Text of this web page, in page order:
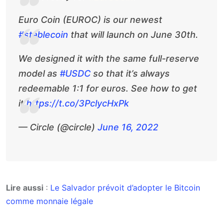
Euro Coin (EUROC) is our newest
#stablecoin that will launch on June 30th.
We designed it with the same full-reserve
model as #USDC so that it’s always
redeemable 1:1 for euros. See how to get
it https://t.co/3PclycHxPk
— Circle (@circle) June 16, 2022
Lire aussi : Le Salvador prévoit d’adopter le Bitcoin
comme monnaie légale